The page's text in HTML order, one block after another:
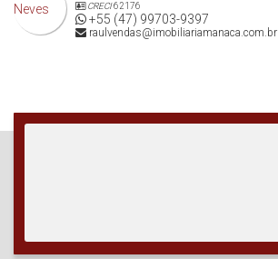
CRECI62176
+55 (47) 99703-9397
raulvendas@imobiliariamanaca.com.br